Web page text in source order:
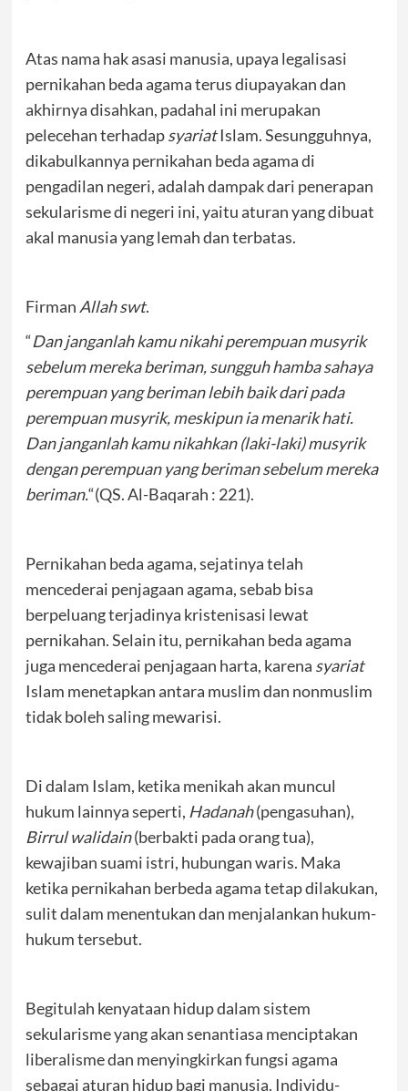
Atas nama hak asasi manusia, upaya legalisasi
pernikahan beda agama terus diupayakan dan
akhirnya disahkan, padahal ini merupakan
pelecehan terhadapsyariatIslam. Sesungguhnya,
dikabulkannya pernikahan beda agama di
pengadilan negeri, adalah dampak dari penerapan
sekularisme di negeri ini, yaitu aturan yang dibuat
akal manusia yang lemah dan terbatas.
Firman Allah swt.
“Dan janganlah kamu nikahi perempuan musyrik
sebelum mereka beriman, sungguh hamba sahaya
perempuan yang beriman lebih baik dari pada
perempuan musyrik, meskipun ia menarik hati.
Dan janganlah kamu nikahkan (laki-laki) musyrik
dengan perempuan yang beriman sebelum mereka
beriman.“(QS. Al-Baqarah : 221).
Pernikahan beda agama, sejatinya telah
mencederai penjagaan agama, sebab bisa
berpeluang terjadinya kristenisasi lewat
pernikahan. Selain itu, pernikahan beda agama
juga mencederai penjagaan harta, karena syariat
Islam menetapkan antara muslim dan nonmuslim
tidak boleh saling mewarisi.
Di dalam Islam, ketika menikah akan muncul
hukum lainnya seperti, Hadanah(pengasuhan),
Birrul walidain(berbakti pada orang tua),
kewajiban suami istri, hubungan waris. Maka
ketika pernikahan berbeda agama tetap dilakukan,
sulit dalam menentukan dan menjalankan hukum-
hukum tersebut.
Begitulah kenyataan hidup dalam sistem
sekularisme yang akan senantiasa menciptakan
liberalisme dan menyingkirkan fungsi agama
sebagai aturan hidup bagi manusia. Individu-